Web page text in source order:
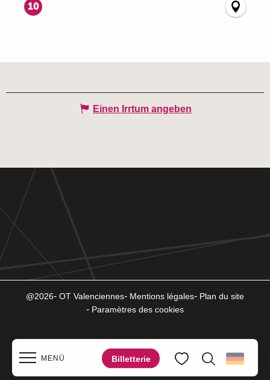
MENÜ Billetterie
10
Einen Irrtum angeben
@2026 OT Valenciennes Mentions légales
Plan du site
Paramètres des cookies